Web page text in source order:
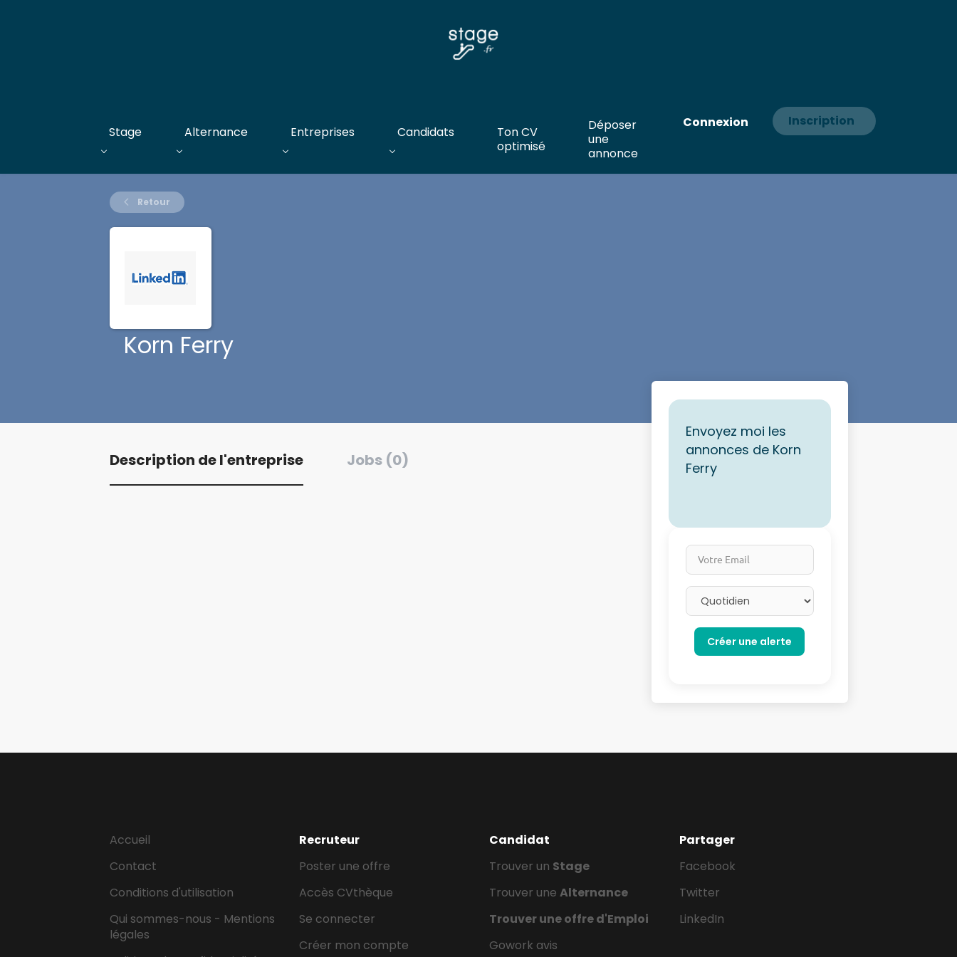
Connexion Inscription
Stage Alternance Entreprises Candidats
Ton CV
optimisé
Déposer
une
annonce
Retour
Korn Ferry
Description de l'entreprise Jobs (0)
Envoyez moi les
annonces de Korn
Ferry
Votre Email
Email frequency
Accueil
Contact
Conditions d'utilisation
Qui sommes-nous - Mentions
légales
Recruteur
Poster une offre
Accès CVthèque
Se connecter
Créer mon compte
Candidat
Trouver un Stage
Trouver une Alternance
Trouver une offre d'Emploi
Gowork avis
Partager
Facebook
Twitter
LinkedIn